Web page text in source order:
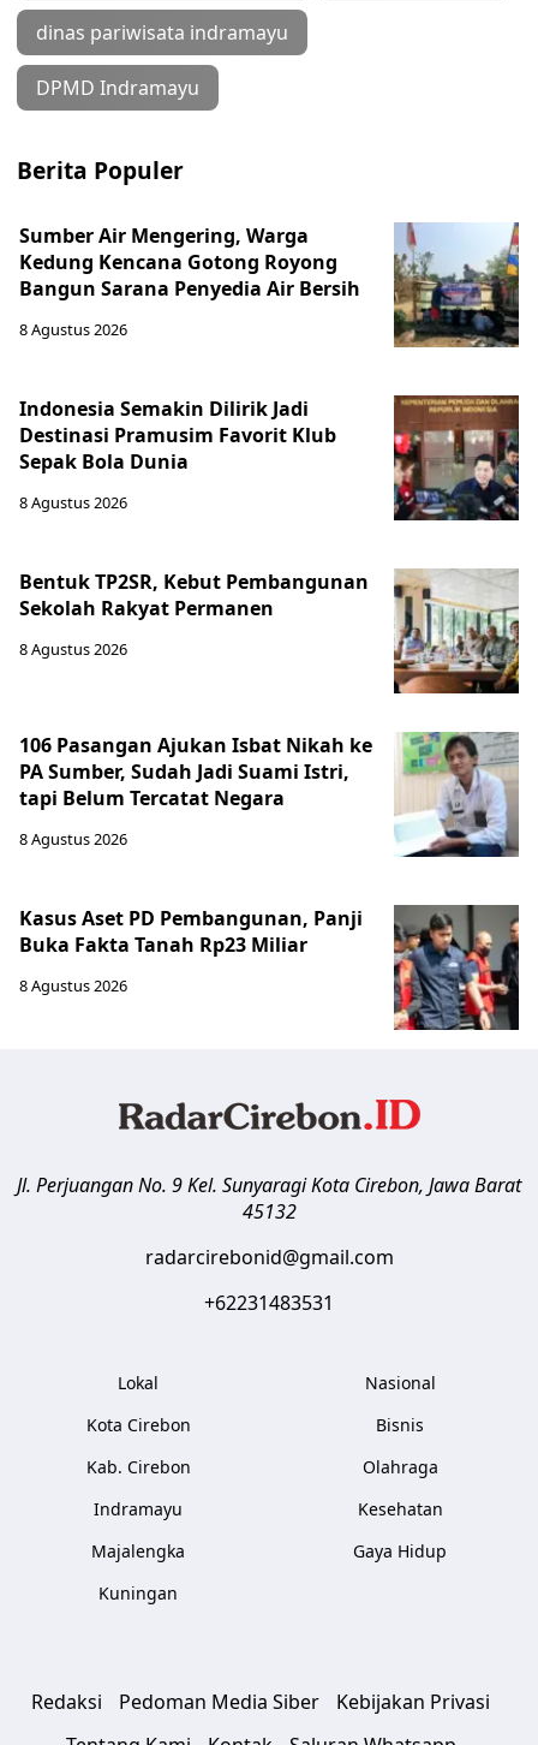
dinas pariwisata indramayu
DPMD Indramayu
Berita Populer
Sumber Air Mengering, Warga
Kedung Kencana Gotong Royong
Bangun Sarana Penyedia Air Bersih
8 Agustus 2026
Indonesia Semakin Dilirik Jadi
Destinasi Pramusim Favorit Klub
Sepak Bola Dunia
8 Agustus 2026
Bentuk TP2SR, Kebut Pembangunan
Sekolah Rakyat Permanen
8 Agustus 2026
106 Pasangan Ajukan Isbat Nikah ke
PA Sumber, Sudah Jadi Suami Istri,
tapi Belum Tercatat Negara
8 Agustus 2026
Kasus Aset PD Pembangunan, Panji
Buka Fakta Tanah Rp23 Miliar
8 Agustus 2026
Jl. Perjuangan No. 9 Kel. SunyaragiKota Cirebon, Jawa Barat
45132
radarcirebonid@gmail.com
+62231483531
Lokal
Kota Cirebon
Kab. Cirebon
Indramayu
Majalengka
Kuningan
Nasional
Bisnis
Olahraga
Kesehatan
Gaya Hidup
Redaksi Pedoman Media Siber
Kebijakan Privasi